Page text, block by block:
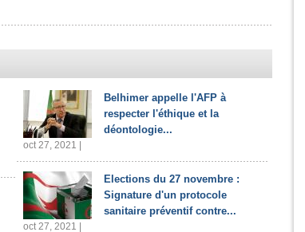
Belhimer appelle l'AFP à
respecter l'éthique et la
déontologie...
oct 27, 2021 |
Elections du 27 novembre :
Signature d'un protocole
sanitaire préventif contre...
oct 27, 2021 |